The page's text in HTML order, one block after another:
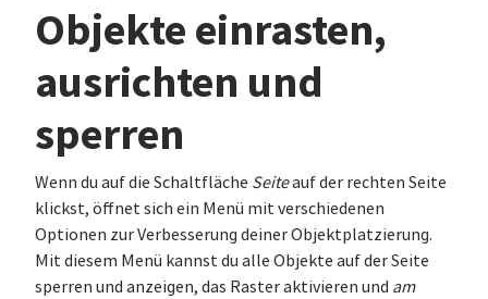
Objekte einrasten,
ausrichten und
sperren
Wenn du auf die Schaltfläche Seiteauf der rechten Seite
klickst, öffnet sich ein Menü mit verschiedenen
Optionen zur Verbesserung deiner Objektplatzierung.
Mit diesem Menü kannst du alle Objekte auf der Seite
sperren und anzeigen, das Raster aktivieren und am